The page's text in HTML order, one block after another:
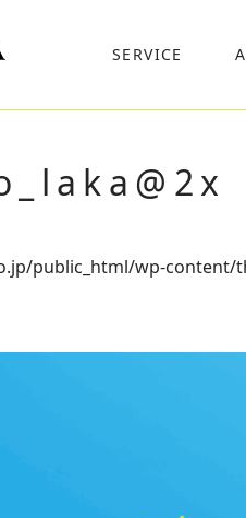
SERVICE
public_html/wp-content/